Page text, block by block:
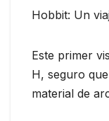
Hobbit: Un
Este primer
H, seguro
material de